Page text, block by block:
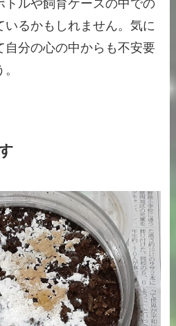
トルや飼育ケースの中での
いるかもしれません。気に
自分の心の中からも不安要